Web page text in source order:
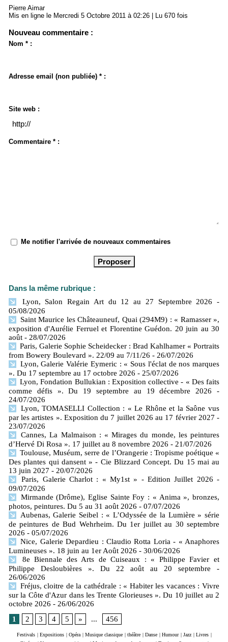
Pierre Aimar
Mis en ligne le Mercredi 5 Octobre 2011 à 02:26 | Lu 670 fois
Nouveau commentaire :
Nom * :
Adresse email (non publiée) * :
Site web :
Commentaire * :
Me notifier l'arrivée de nouveaux commentaires
Dans la même rubrique :
Lyon, Salon Regain Art du 12 au 27 Septembre 2026
-
05/08/2026
Saint Maurice les Châteauneuf, Quai (294M9) : « Ramasser »,
exposition d'Aurélie Ferruel et Florentine Guédon. 20 juin au 30
août - 28/07/2026
Paris, Galerie Sophie Scheidecker : Brad Kahlhamer « Portraits
from Bowery Boulevard ». 22/09 au 7/11/26 - 26/07/2026
Lyon, Galerie Valérie Eymeric : « Sous l'éclat de nos marques
». Du 17 septembre au 17 octobre 2026 - 25/07/2026
Lyon, Fondation Bullukian : Exposition collective - « Des faits
comme défis ». Du 19 septembre au 19 décembre 2026
-
24/07/2026
Lyon, TOMASELLI Collection : « Le Rhône et la Saône vus
par les artistes ». Exposition du 7 juillet 2026 au 17 février 2027 -
23/07/2026
Cannes, La Malmaison : « Mirages du monde, les peintures
d’Hervé Di Rosa ». 17 juillet au 8 novembre 2026 - 21/07/2026
Toulouse, Muséum, serre de l’Orangerie : Tropisme poétique «
Des plantes qui dansent » - Cie Blizzard Concept. Du 15 mai au
13 juin 2027 - 20/07/2026
Paris, Galerie Charlot : « My1st » - Edition Juillet 2026 -
09/07/2026
Mirmande (Drôme), Eglise Sainte Foy : « Anima », bronzes,
photos, peintures. Du 5 au 31 août 2026 - 07/07/2026
Aubenas, Galerie Seibel : « L’Odyssée de la Lumière » série
de peintures de Bud Wehrheim. Du 1er juillet au 30 septembre
2026 - 05/07/2026
Nice, Galerie Depardieu : Claudio Rotta Loria - « Anaphores
Lumineuses ». 18 juin au 1er Août 2026 - 30/06/2026
8e Biennale des Arts de Cuiseaux : « Philippe Favier et
Philippe Desloubières ». Du 22 août au 20 septembre
-
26/06/2026
Fréjus, cloitre de la cathédrale : « Habiter les vacances : Vivre
sur la Côte d'Azur dans les Trente Glorieuses ». Du 10 juillet au 2
octobre 2026 - 26/06/2026
1
2 3 4 5 » ... 456
Festivals Expositions Opéra Musique classique théâtre Danse Humour Jazz Livres